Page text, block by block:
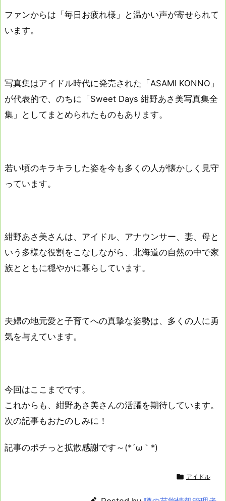
ファンからは「毎日お疲れ様」と温かい声が寄せられて
います。
写真集はアイドル時代に発売された「ASAMI KONNO」
が代表的で、のちに「Sweet Days 紺野あさ美写真集全
集」としてまとめられたものもあります。
若い頃のキラキラした姿を今も多くの人が懐かしく見守
っています。
紺野あさ美さんは、アイドル、アナウンサー、妻、母と
いう多様な役割をこなしながら、北海道の自然の中で家
族とともに穏やかに暮らしています。
夫婦の地元愛と子育てへの真摯な姿勢は、多くの人に勇
気を与えています。
今回はここまでです。
これからも、紺野あさ美さんの活躍を期待しています。
次の記事もおたのしみに！
記事のポチっと拡散感謝です～(*´ω｀*)
 アイドル